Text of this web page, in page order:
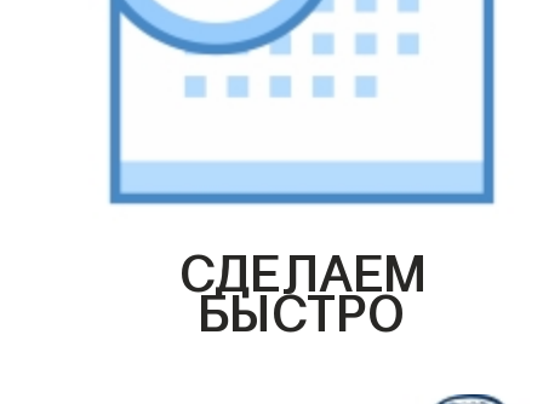
СДЕЛАЕМ
БЫСТРО